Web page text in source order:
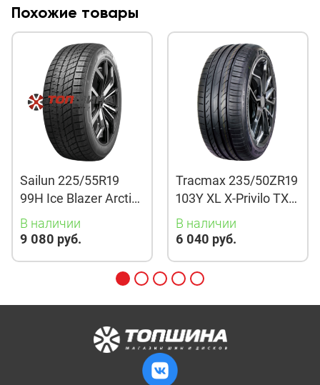
Похожие товары
Sailun 225/55R19
99H Ice Blazer Arctic
Evo TL
В наличии
9 080 руб.
Tracmax 235/50ZR19
103Y XL X-Privilo TX3
TL
В наличии
6 040 руб.